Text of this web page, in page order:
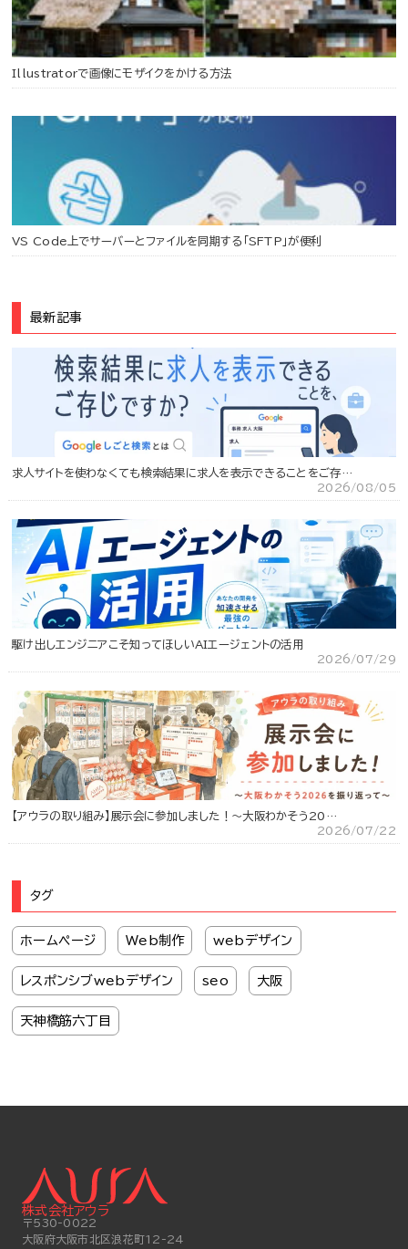
Illustratorで画像にモザイクをかける方法
VS Code上でサーバーとファイルを同期する「SFTP」が便利
最新記事
求人サイトを使わなくても検索結果に求人を表示できることをご存…
2026/08/05
駆け出しエンジニアこそ知ってほしいAIエージェントの活用
2026/07/29
【アウラの取り組み】展示会に参加しました！～大阪わかそう20…
2026/07/22
タグ
ホームページ Web制作 webデザイン
レスポンシブwebデザイン seo 大阪
天神橋筋六丁目
株式会社アウラ
〒530-0022
大阪府大阪市北区浪花町12-24